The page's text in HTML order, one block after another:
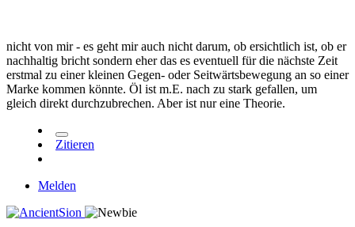
nicht von mir - es geht mir auch nicht darum, ob ersichtlich ist, ob er
nachhaltig bricht sondern eher das es eventuell für die nächste Zeit
erstmal zu einer kleinen Gegen- oder Seitwärtsbewegung an so einer
Marke kommen könnte. Öl ist m.E. nach zu stark gefallen, um
gleich direkt durchzubrechen. Aber ist nur eine Theorie.
Zitieren
Melden